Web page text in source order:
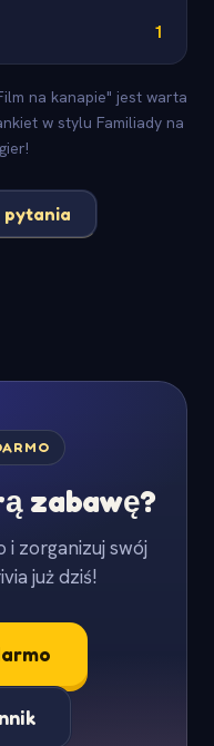
1
na kanapie" jest warta
w stylu Familiady na
pytania
zabawę?
i zorganizuj swój
już dziś!